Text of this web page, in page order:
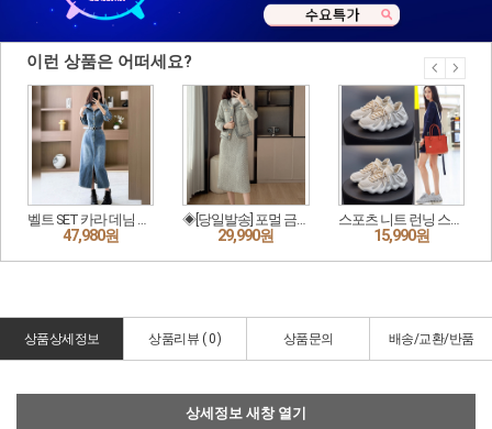
상품상세정보 상품리뷰 ( 0) 상품문의 배송/교환/반품
상세정보 새창 열기